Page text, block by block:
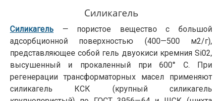
Силикагель
Силикагель — пористое вещество с большой
адсорбционной поверхностью (400—500 м2/г),
представляющее собой гель двуокиси кремния Si02,
высушенный и прокаленный при 600° С. При
регенерации трансформаторных масел применяют
силикагель КСК (крупный силикагель